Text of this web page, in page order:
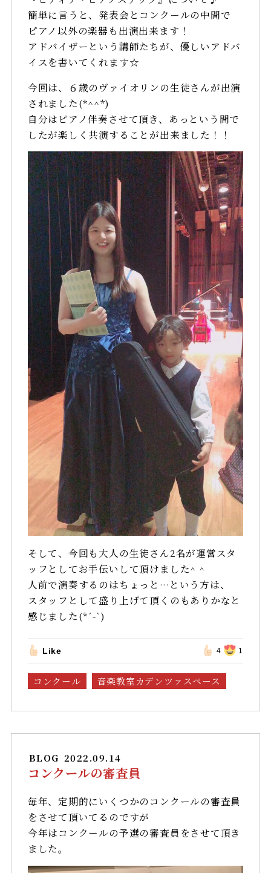
簡単に言うと、発表会とコンクールの中間で
ピアノ以外の楽器も出演出来ます！
アドバイザーという講師たちが、優しいアドバ
イスを書いてくれます☆
今回は、６歳のヴァイオリンの生徒さんが出演
されました(*^^*)
自分はピアノ伴奏させて頂き、あっという間で
したが楽しく共演することが出来ました！！
そして、今回も大人の生徒さん2名が運営スタ
ッフとしてお手伝いして頂けました^ ^
人前で演奏するのはちょっと…という方は、
スタッフとして盛り上げて頂くのもありかなと
感じました(*´-`)
Like 4 1
コンクール 音楽教室カデンツァスペース
BLOG 2022.09.14
コンクールの審査員
毎年、定期的にいくつかのコンクールの審査員
をさせて頂いてるのですが
今年はコンクールの予選の審査員をさせて頂き
ました。